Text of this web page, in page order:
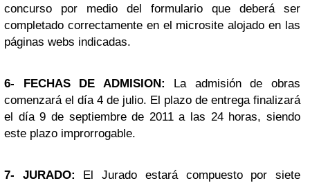
concurso por medio del formulario que deberá ser
completado correctamente en el microsite alojado en las
páginas webs indicadas.
6- FECHAS DE ADMISION: La admisión de obras
comenzará el día 4 de julio. El plazo de entrega finalizará
el día 9 de septiembre de 2011 a las 24 horas, siendo
este plazo improrrogable.
7- JURADO: El Jurado estará compuesto por siete